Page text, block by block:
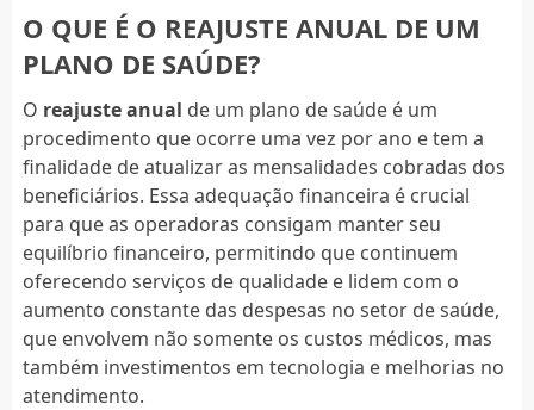
O QUE É O REAJUSTE ANUAL DE UM
PLANO DE SAÚDE?
O reajuste anual de um plano de saúde é um
procedimento que ocorre uma vez por ano e tem a
finalidade de atualizar as mensalidades cobradas dos
beneficiários. Essa adequação financeira é crucial
para que as operadoras consigam manter seu
equilíbrio financeiro, permitindo que continuem
oferecendo serviços de qualidade e lidem com o
aumento constante das despesas no setor de saúde,
que envolvem não somente os custos médicos, mas
também investimentos em tecnologia e melhorias no
atendimento.